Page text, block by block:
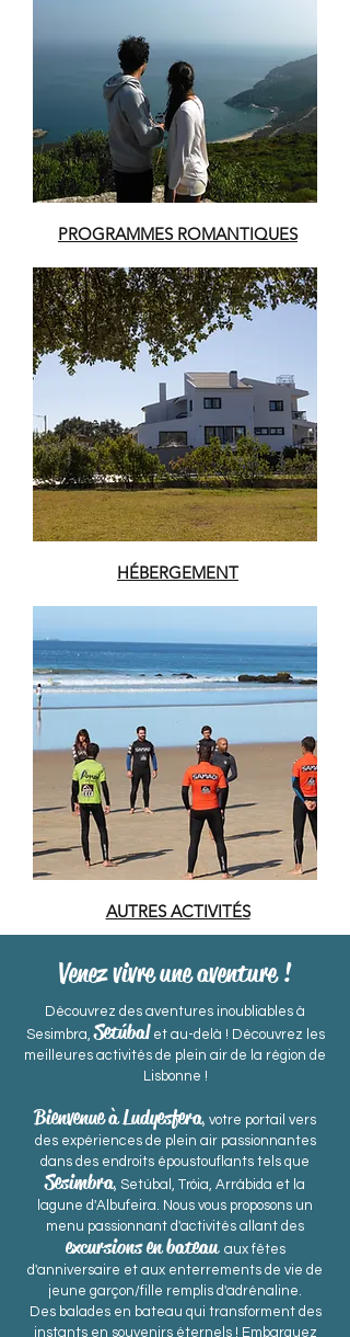
PROGRAMMES ROMANTIQUES
HÉBERGEMENT
AUTRES ACTIVITÉS
Venez vivre une aventure !
Découvrez des aventures inoubliables à
Sesimbra,Setúbal et au-delà ! Découvrez les
meilleures activités de plein air de la région de
Lisbonne !
Bienvenue à Ludyesfera, votre portail vers
des expériences de plein air passionnantes
dans des endroits époustouflants tels que
Sesimbra, Setúbal, Tróia, Arrábida et la
lagune d'Albufeira. Nous vous proposons un
menu passionnant d'activités allant des
excursions en bateauaux fêtes
d'anniversaire et aux enterrements de vie de
jeune garçon/fille remplis d'adrénaline.
Des balades en bateau qui transforment des
instants en souvenirs éternels ! Embarquez